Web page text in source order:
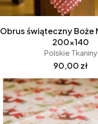
Obrus świąteczny Boże
200x140
Polskie Tkaniny
Cena
90,00 zł